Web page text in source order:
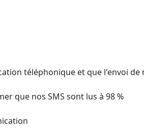
téléphonique et que l'envoi de
que nos SMS sont lus à 98 %